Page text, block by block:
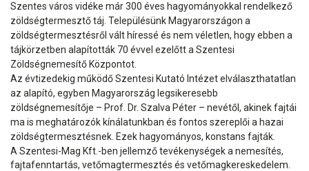
Szentes város vidéke már 300 éves hagyományokkal rendelkező
zöldségtermesztő táj. Településünk Magyarországon a
zöldségtermesztésről vált híressé és nem véletlen, hogy ebben a
tájkörzetben alapították 70 évvel ezelőtt a Szentesi
Zöldségnemesítő Központot.
Az évtizedekig működő Szentesi Kutató Intézet elválaszthatatlan
az alapító, egyben Magyarország legsikeresebb
zöldségnemesítője – Prof. Dr. Szalva Péter – nevétől, akinek fajtái
ma is meghatározók kínálatunkban és fontos szereplői a hazai
zöldségtermesztésnek. Ezek hagyományos, konstans fajták.
A Szentesi-Mag Kft.-ben jellemző tevékenységek a nemesítés,
fajtafenntartás, vetőmagtermesztés és vetőmagkereskedelem.